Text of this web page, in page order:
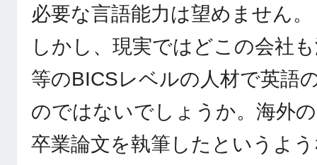
必要な言語能力は望めません。
しかし、現実ではどこの会社
等のBICSレベルの人材で英語
のではないでしょうか。海外
卒業論文を執筆したというよ